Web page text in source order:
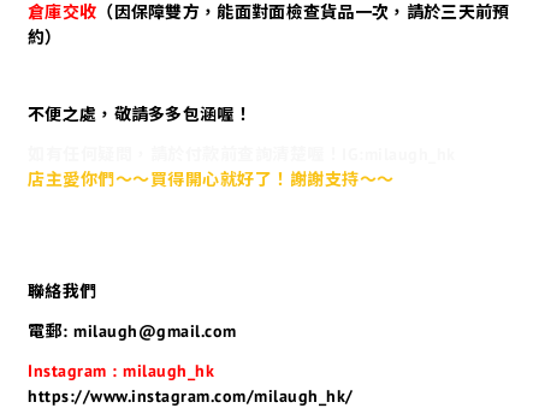
倉庫交收 （因保障雙方，能面對面檢查貨品一次，請於三天前預
約）
不便之處，敬請多多包涵喔！
店主愛你們～～買得開心就好了！謝謝支持～～
聯絡我們
電郵: milaugh@gmail.com
Instagram : milaugh_hk
https://www.instagram.com/milaugh_hk/